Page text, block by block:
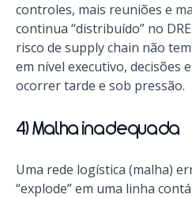
controles, mais reuniões e
continua “distribuído” no
risco de supply chain não
em nível executivo, decisões
ocorrer tarde e sob pressão.
4) Malha inadequada
Uma rede logística (malha)
“explode” em uma linha